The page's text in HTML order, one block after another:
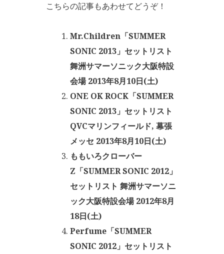
こちらの記事もあわせてどうぞ！
Mr.Children「SUMMER
SONIC 2013」セットリスト
舞洲サマーソニック大阪特設
会場 2013年8月10日(土)
ONE OK ROCK「SUMMER
SONIC 2013」セットリスト
QVCマリンフィールド, 幕張
メッセ 2013年8月10日(土)
ももいろクローバー
Z「SUMMER SONIC 2012」
セットリスト 舞洲サマーソニ
ック大阪特設会場 2012年8月
18日(土)
Perfume「SUMMER
SONIC 2012」セットリスト